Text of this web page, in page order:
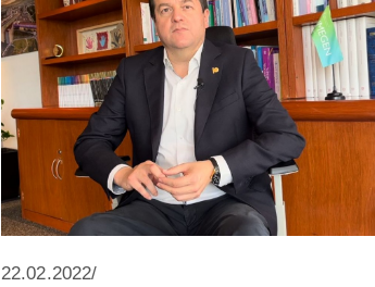
22.02.2022/